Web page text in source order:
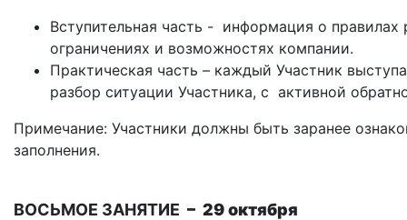
Вступительная часть - информация о
ограничениях и возможностях компании.
Практическая часть – каждый Участник
разбор ситуации Участника, с активной
Примечание: Участники должны быть заранее
заполнения.
ВОСЬМОЕ ЗАНЯТИЕ – 29 октября